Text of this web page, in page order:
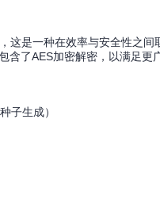
这是一种在效率与安全性之
含了AES加密解密，以满足更
子生成）